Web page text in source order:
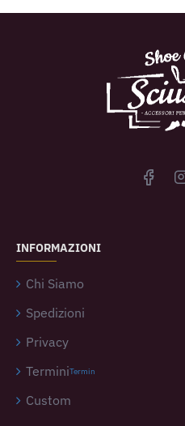
INFORMAZIONI
Chi Siamo
Spedizioni
Privacy
TerminiTermin
Custom